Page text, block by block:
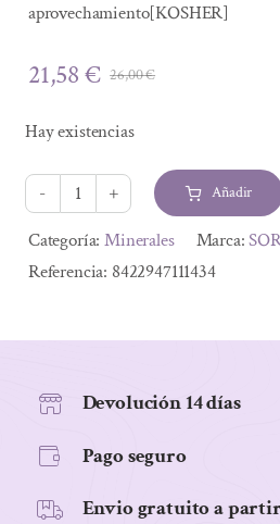
aprovechamiento[KOSHER]
26,00€El
era:
26,00 €.
21,58€
El
es:
21,58 €.
Hay existencias
SELENIO
LIBERACION
SOSTENIDA
cantidad
Añadir
Alternative:
Categoría:Minerales Marca:
Referencia: 8422947111434
Devolución 14 días
Pago seguro
Envio gratuito a